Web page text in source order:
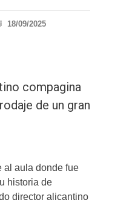
18/09/2025
compagina
de un gran
al aula donde fue
historia de
director alicantino